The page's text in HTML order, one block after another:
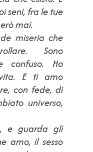
seni, fra le tue
mai.
miseria che
Sono
confuso. Ho
E ti amo
con fede, di
universo,
e guarda gli
amo, il sesso